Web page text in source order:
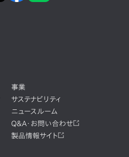
事業
サステナビリティ
ニュースルーム
Q&A・お問い合わせ
製品情報サイト